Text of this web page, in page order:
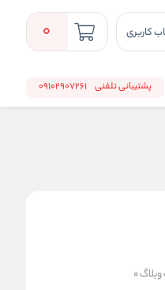
کاربری 0
پشتیبانی تلفنی 09102907261
0